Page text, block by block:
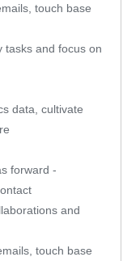
touch base
tasks and focus on
data, cultivate
forward -
and
touch base